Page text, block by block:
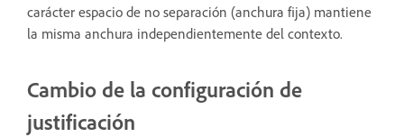
carácter espacio de no separación (anchura fija) mantiene
la misma anchura independientemente del contexto.
Cambio de la configuración de
justificación